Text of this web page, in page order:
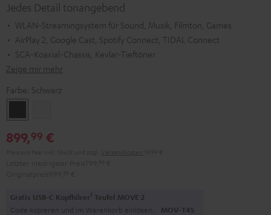
Jedes Detail tonangebend
WLAN-Streamingsystem für Sound, Musik, Filmton, Games
AirPlay 2, Google Cast, Spotify Connect, TIDAL Connect
SCA-Koaxial-Chassis, Kevlar-Tieftöner
Zeige mir mehr
Farbe: Schwarz
899,99 €
Gratis USB-C Kopfhörer1 Teufel MOVE 2
Code kopieren und im Warenkorb einlösen. MOV-T4S